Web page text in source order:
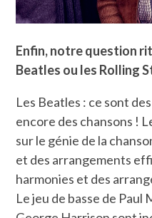
Enfin, notre question
Beatles ou les Rolling
Les Beatles : ce sont
encore des chansons !
sur le génie de la
et des arrangements
harmonies et des
Le jeu de basse de Paul